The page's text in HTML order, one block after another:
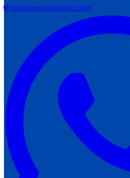
🌐 lapropuestadigital.com